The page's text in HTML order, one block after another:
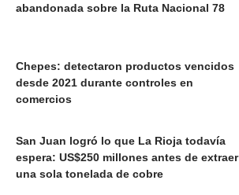
abandonada sobre la Ruta Nacional 78
Chepes: detectaron productos vencidos
desde 2021 durante controles en
comercios
San Juan logró lo que La Rioja todavía
espera: US$250 millones antes de extraer
una sola tonelada de cobre